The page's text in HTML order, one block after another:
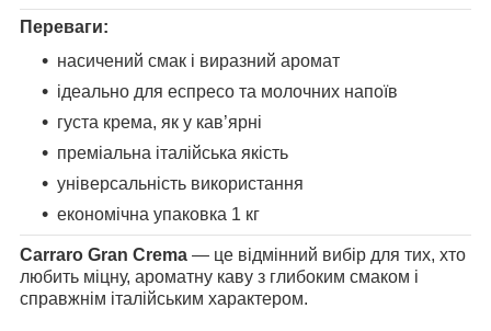
Переваги:
насичений смак і виразний аромат
ідеально для еспресо та молочних напоїв
густа крема, як у кав’ярні
преміальна італійська якість
універсальність використання
економічна упаковка 1 кг
Carraro Gran Crema — це відмінний вибір для тих, хто
любить міцну, ароматну каву з глибоким смаком і
справжнім італійським характером.